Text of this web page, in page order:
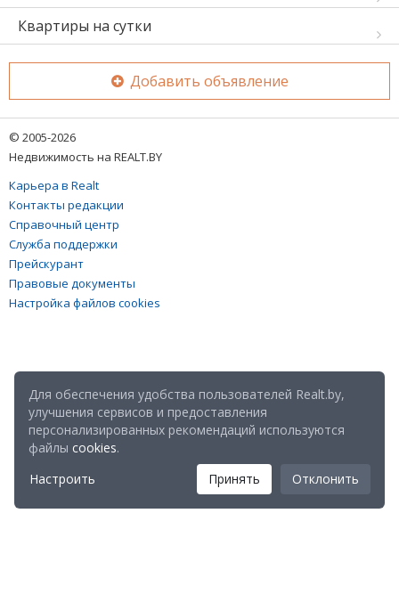
Квартиры на сутки
Добавить объявление
© 2005-2026
Недвижимость на REALT.BY
Карьера в Realt
Контакты редакции
Справочный центр
Служба поддержки
Прейскурант
Правовые документы
Настройка файлов cookies
Для обеспечения удобства пользователей Realt.by,
улучшения сервисов и предоставления
персонализированных рекомендаций используются
файлы cookies.
Настроить
Принять Отклонить